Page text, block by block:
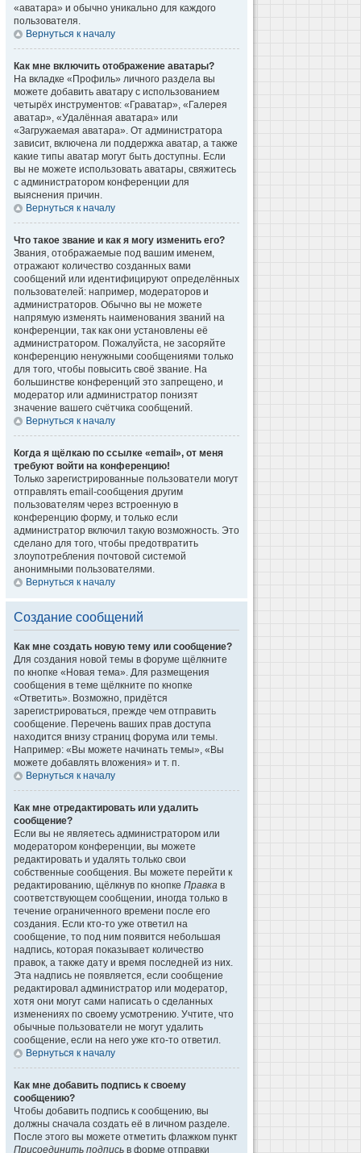
«аватара» и обычно уникально для каждого
пользователя.
Вернуться к началу
Как мне включить отображение аватары?
На вкладке «Профиль» личного раздела вы
можете добавить аватару с использованием
четырёх инструментов: «Граватар», «Галерея
аватар», «Удалённая аватара» или
«Загружаемая аватара». От администратора
зависит, включена ли поддержка аватар, а также
какие типы аватар могут быть доступны. Если
вы не можете использовать аватары, свяжитесь
с администратором конференции для
выяснения причин.
Вернуться к началу
Что такое звание и как я могу изменить его?
Звания, отображаемые под вашим именем,
отражают количество созданных вами
сообщений или идентифицируют определённых
пользователей: например, модераторов и
администраторов. Обычно вы не можете
напрямую изменять наименования званий на
конференции, так как они установлены её
администратором. Пожалуйста, не засоряйте
конференцию ненужными сообщениями только
для того, чтобы повысить своё звание. На
большинстве конференций это запрещено, и
модератор или администратор понизят
значение вашего счётчика сообщений.
Вернуться к началу
Когда я щёлкаю по ссылке «email», от меня
требуют войти на конференцию!
Только зарегистрированные пользователи могут
отправлять email-сообщения другим
пользователям через встроенную в
конференцию форму, и только если
администратор включил такую возможность. Это
сделано для того, чтобы предотвратить
злоупотребления почтовой системой
анонимными пользователями.
Вернуться к началу
Создание сообщений
Как мне создать новую тему или сообщение?
Для создания новой темы в форуме щёлкните
по кнопке «Новая тема». Для размещения
сообщения в теме щёлкните по кнопке
«Ответить». Возможно, придётся
зарегистрироваться, прежде чем отправить
сообщение. Перечень ваших прав доступа
находится внизу страниц форума или темы.
Например: «Вы можете начинать темы», «Вы
можете добавлять вложения» и т. п.
Вернуться к началу
Как мне отредактировать или удалить
сообщение?
Если вы не являетесь администратором или
модератором конференции, вы можете
редактировать и удалять только свои
собственные сообщения. Вы можете перейти к
редактированию, щёлкнув по кнопке Правка в
соответствующем сообщении, иногда только в
течение ограниченного времени после его
создания. Если кто-то уже ответил на
сообщение, то под ним появится небольшая
надпись, которая показывает количество
правок, а также дату и время последней из них.
Эта надпись не появляется, если сообщение
редактировал администратор или модератор,
хотя они могут сами написать о сделанных
изменениях по своему усмотрению. Учтите, что
обычные пользователи не могут удалить
сообщение, если на него уже кто-то ответил.
Вернуться к началу
Как мне добавить подпись к своему
сообщению?
Чтобы добавить подпись к сообщению, вы
должны сначала создать её в личном разделе.
После этого вы можете отметить флажком пункт
Присоединить подпись в форме отправки